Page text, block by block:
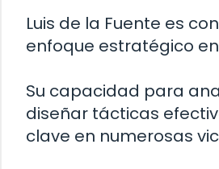
Luis de la Fuente es
enfoque estratégico
Su capacidad para
diseñar tácticas
clave en numerosas